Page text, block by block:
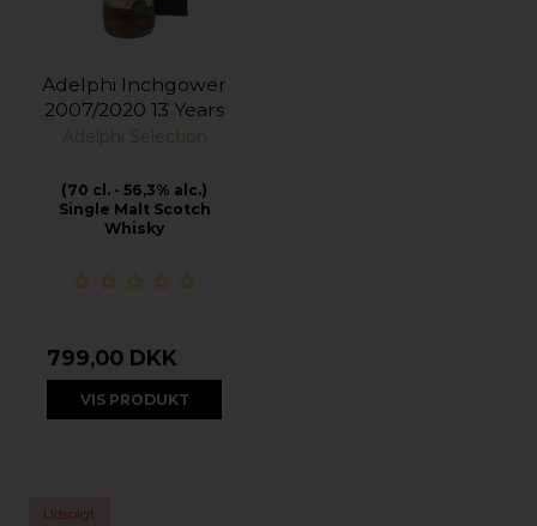
Adelphi Inchgower
2007/2020 13 Years
Adelphi Selection
(70 cl. - 56,3% alc.)
Single Malt Scotch
Whisky
799,00 DKK
VIS PRODUKT
Udsolgt